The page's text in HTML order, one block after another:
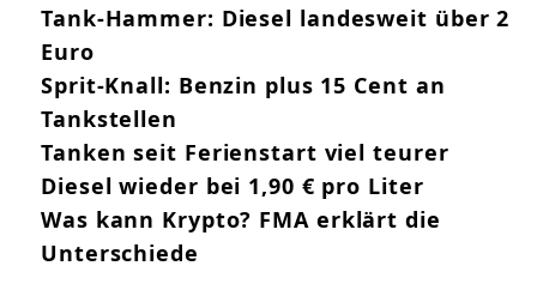
Tank-Hammer: Diesel landesweit über 2
Euro
Sprit-Knall: Benzin plus 15 Cent an
Tankstellen
Tanken seit Ferienstart viel teurer
Diesel wieder bei 1,90 € pro Liter
Was kann Krypto? FMA erklärt die
Unterschiede